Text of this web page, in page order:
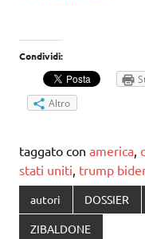
Condividi:
Altro
taggato con america
stati uniti trump
autori DOSSIER
ZIBALDONE